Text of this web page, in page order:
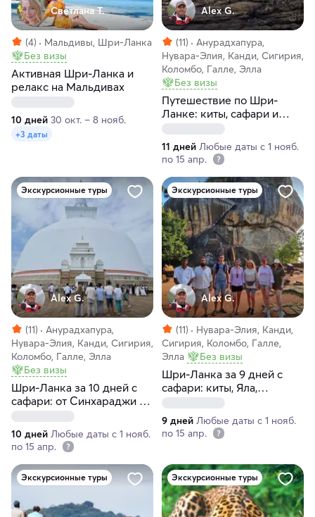
Светлана Т.
(4)
Мальдивы, Шри-Ланка
Без визы
Активная Шри-Ланка и
релакс на Мальдивах
10 дней 30 окт. – 8 нояб.
+3 даты
Alex G.
(11)
Анурадхапура,
Нувара-Элия, Канди, Сигирия,
Коломбо, Галле, Элла
Без визы
Путешествие по Шри-
Ланке: киты, сафари и
(индивидуально)
11 дней Любые даты с 1 нояб.
по 15 апр.
Экскурсионные туры
Alex G.
(11)
Анурадхапура,
Нувара-Элия, Канди, Сигирия,
Коломбо, Галле, Элла
Без визы
Шри-Ланка за 10 дней с
сафари: от Синхараджи до
(индивидуально)
10 дней Любые даты с 1 нояб.
по 15 апр.
Экскурсионные туры
Alex G.
(11)
Нувара-Элия, Канди,
Сигирия, Коломбо, Галле,
Элла
Без визы
Шри-Ланка за 9 дней с
сафари: киты, Яла,
9 дней Любые даты с 1 нояб.
по 15 апр.
Экскурсионные туры Экскурсионные туры